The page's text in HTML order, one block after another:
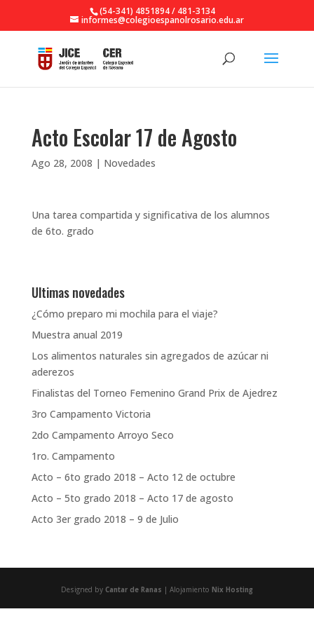
(54-341) 4851894 / 481-3134
informes@colegioespanolrosario.edu.ar
Acto Escolar 17 de Agosto
Ago 28, 2008 | Novedades
Una tarea compartida y significativa de los alumnos
de 6to. grado
Ultimas novedades
¿Cómo preparo mi mochila para el viaje?
Muestra anual 2019
Los alimentos naturales sin agregados de azúcar ni
aderezos
Finalistas del Torneo Femenino Grand Prix de Ajedrez
3ro Campamento Victoria
2do Campamento Arroyo Seco
1ro. Campamento
Acto – 6to grado 2018 – Acto 12 de octubre
Acto – 5to grado 2018 – Acto 17 de agosto
Acto 3er grado 2018 – 9 de Julio
Designed by Cantar de Ranas | Alojamiento Nix Hosting